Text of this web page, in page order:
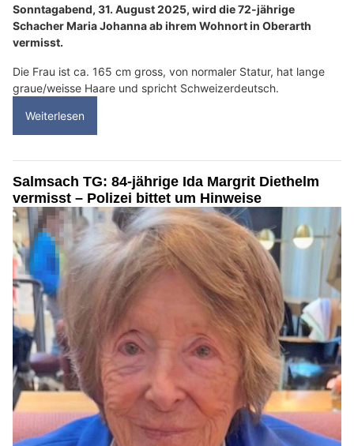
Sonntagabend, 31. August 2025, wird die 72-jährige
Schacher Maria Johanna ab ihrem Wohnort in Oberarth
vermisst.
Die Frau ist ca. 165 cm gross, von normaler Statur, hat lange
graue/weisse Haare und spricht Schweizerdeutsch.
Weiterlesen
Salmsach TG: 84-jährige Ida Margrit Diethelm
vermisst – Polizei bittet um Hinweise